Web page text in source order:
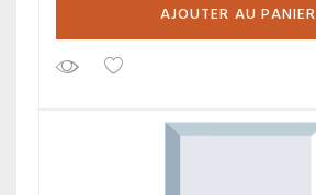
AJOUTER AU PANIER